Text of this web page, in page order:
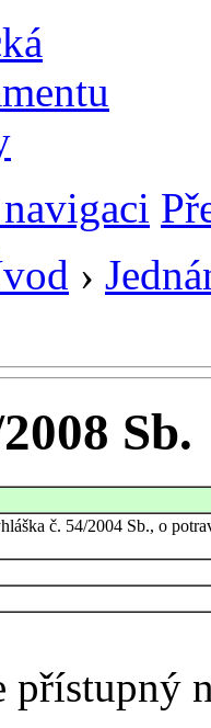
›
Sb.
č. 54/2004 Sb., o
přístupný